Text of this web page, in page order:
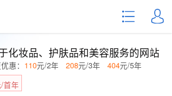
化妆品、护肤品和美容服务的网站
惠： 110元/2年208元/3年404元/5年
首年